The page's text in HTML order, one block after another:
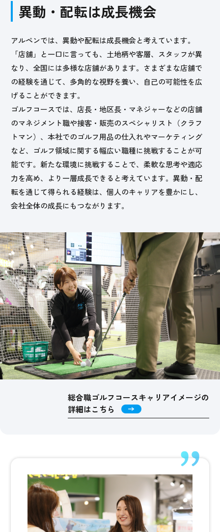
異動・配転は成長機会
アルペンでは、異動や配転は成長機会と考えています。
「店舗」と一口に言っても、土地柄や客層、スタッフが異
なり、全国には多様な店舗があります。さまざまな店舗で
の経験を通じて、多角的な視野を養い、自己の可能性を広
げることができます。
ゴルフコースでは、店長・地区長・マネジャーなどの店舗
のマネジメント職や接客・販売のスペシャリスト（クラフ
トマン）、本社でのゴルフ用品の仕入れやマーケティング
など、ゴルフ領域に関する幅広い職種に挑戦することが可
能です。新たな環境に挑戦することで、柔軟な思考や適応
力を高め、より一層成長できると考えています。異動・配
転を通じて得られる経験は、個人のキャリアを豊かにし、
会社全体の成長にもつながります。
総合職ゴルフコースキャリアイメージの
詳細はこちら